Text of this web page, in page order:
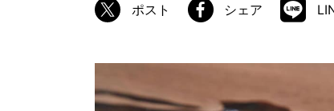
製造工程
加工技術
ポスト シェア